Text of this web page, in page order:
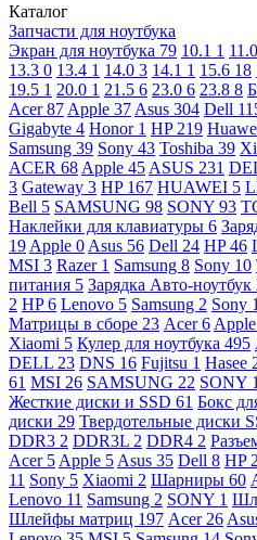
Каталог
Запчасти для ноутбука
Экран для ноутбука 79 10.1 1 11.0
13.3 0 13.4 1 14.0 3 14.1 1 15.6 18
19.5 1 20.0 1 21.5 6 23.0 6 23.8 8
Acer87 Apple 37 Asus 304 Dell
Gigabyte 4 Honor 1 HP 219
Samsung 39 Sony 43 Toshiba 39
ACER 68 Apple 45 ASUS 231
3 Gateway 3 HP 167 HUAWEI 5
Bell 5 SAMSUNG 98 SONY 93
Наклейки для клавиатуры 6
19 Apple 0 Asus 56 Dell 24 HP46
MSI 3 Razer 1 Samsung 8 Sony 10
питания 5 Зарядка Авто-ноутбук
2 HP6 Lenovo 5 Samsung 2 Sony 1
Матрицы в сборе 23 Acer6 Apple
Xiaomi 5 Кулер для ноутбука 495
DELL 23 DNS 16 Fujitsu 1 Hasee
61 MSI 26 SAMSUNG 22 SONY
Жесткие диски и SSD 61 Бокс
диски 29 Твердотельные диски
DDR3 2 DDR3L 2 DDR4 2
Acer 5 Apple 5 Asus 35 Dell 8 HP
11 Sony 5 Xiaomi 2 Шарниры 60
Lenovo 11 Samsung 2 SONY 1
Шлейфы матриц 197 Acer 26